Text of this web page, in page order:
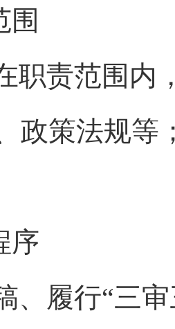
围
职责范围内
政策法规等
序
、履行“三